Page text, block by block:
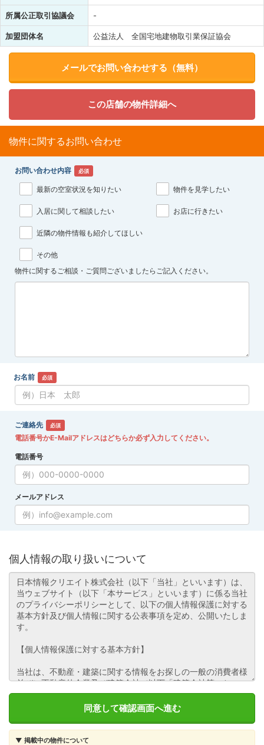
所属公正取引協議会 -
加盟団体名 公益法人 全国宅地建物取引業保証協会
メールでお問い合わせする（無料）
この店舗の物件詳細へ
物件に関するお問い合わせ
お問い合わせ内容 必須
最新の空室状況を知りたい 物件を見学したい
入居に関して相談したい お店に行きたい
近隣の物件情報も紹介してほしい
その他
物件に関するご相談・ご質問ございましたらご記入ください。
お名前 必須
ご連絡先 必須
電話番号かE-Mailアドレスはどちらか必ず入力してください。
電話番号
メールアドレス
個人情報の取り扱いについて
▼ 掲載中の物件について